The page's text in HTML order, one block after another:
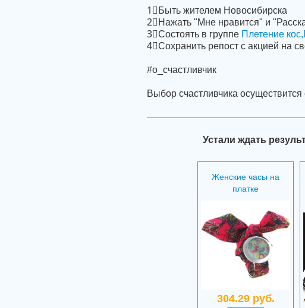
1⃣Быть жителем Новосибирска
2⃣Нажать "Мне нравится" и
3⃣Состоять в группе Плетение
4⃣Cохранить репост с акцией на
#о_счастливчик
Выбор счастливчика
Устали ждать
Женские часы на
платке
304.29 руб.